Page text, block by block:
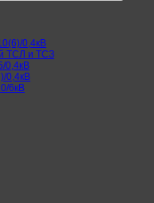
0,4кВ
ТСЛ и ТСЗ
0,4кВ
0,4кВ
6кВ